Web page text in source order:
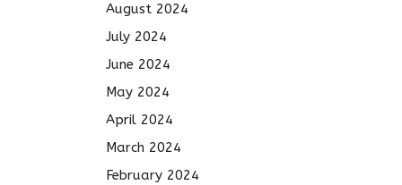
August 2024
July 2024
June 2024
May 2024
April 2024
March 2024
February 2024